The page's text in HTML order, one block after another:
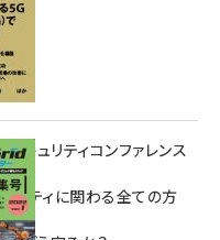
キュリティコンファレンス
リティに関わる全ての方